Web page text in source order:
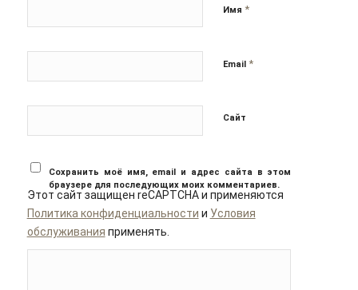
Имя *
Email *
Сайт
Сохранить моё имя, email и адрес сайта в этом
браузере для последующих моих комментариев.
Этот сайт защищен reCAPTCHA и применяются
Политика конфиденциальности и Условия
обслуживания применять.